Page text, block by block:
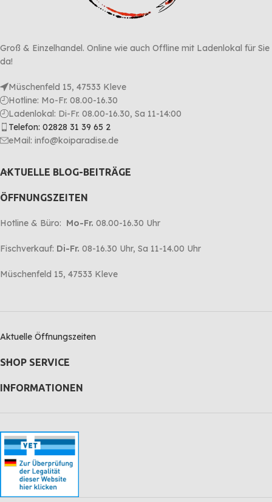
Groß & Einzelhandel. Online wie auch Offline mit Ladenlokal für Sie
da!
Müschenfeld 15, 47533 Kleve
Hotline: Mo-Fr. 08.00-16.30
Ladenlokal: Di-Fr. 08.00-16.30, Sa 11-14:00
Telefon: 02828 31 39 65 2
eMail: info@koiparadise.de
AKTUELLE BLOG-BEITRÄGE
ÖFFNUNGSZEITEN
Hotline & Büro: Mo-Fr. 08.00-16.30 Uhr
Fischverkauf: Di-Fr. 08-16.30 Uhr, Sa 11-14.00 Uhr
Müschenfeld 15, 47533 Kleve
Aktuelle Öffnungszeiten
SHOP SERVICE
INFORMATIONEN